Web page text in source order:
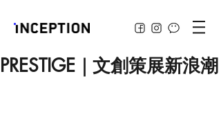
PRESTIGE｜文創策展新浪潮